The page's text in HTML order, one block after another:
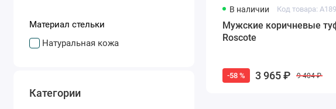
Материал стельки
Натуральная кожа
Категории
В наличии
Мужские коричневые
Roscote
-58 % 3 965 ₽ 9 404 ₽